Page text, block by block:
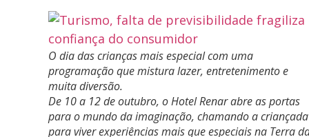
O dia das crianças mais especial com uma
programação que mistura lazer, entretenimento e
muita diversão.
De 10 a 12 de outubro, o Hotel Renar abre as portas
para o mundo da imaginação, chamando a criançada
para viver experiências mais que especiais na Terra